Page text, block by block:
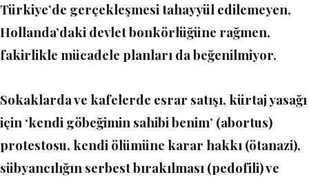
Türkiye’de gerçekleşmesi tahayyül edilemeyen,
Hollanda’daki devlet bonkörlüğüne rağmen,
fakirlikle mücadele planları da beğenilmiyor.
Sokaklarda ve kafelerde esrar satışı, kürtaj yasağı
için ‘kendi göbeğimin sahibi benim’ (abortus)
protestosu, kendi ölümüne karar hakkı (ötanazi),
sübyancılığın serbest bırakılması (pedofili) ve